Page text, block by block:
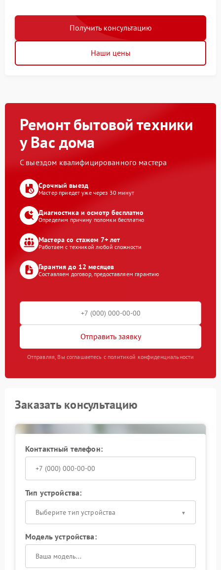
Получить консультацию
Наши цены
Ремонт бытовой техники
у Вас дома
С выездом квалифицированного мастера
Срочный выезд
Мастер приедет уже через 30 минут
Диагностика и осмотр бесплатно
Определим причину поломки бесплатно
Мастера со стажем 7+ лет
Работаем с техникой любой сложности
Гарантия до 12 месяцев
Составляем договор, предоставляем гарантию
Отправить заявку
Отправляя, Вы соглашаетесь с политикой конфиденциальности
Заказать консультацию
Контактный телефон:
Тип устройства:
Выберите тип устройства
Модель устройства: